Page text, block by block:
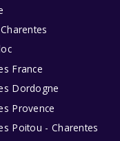
France
Dordogne
Provence
Poitou - Charentes